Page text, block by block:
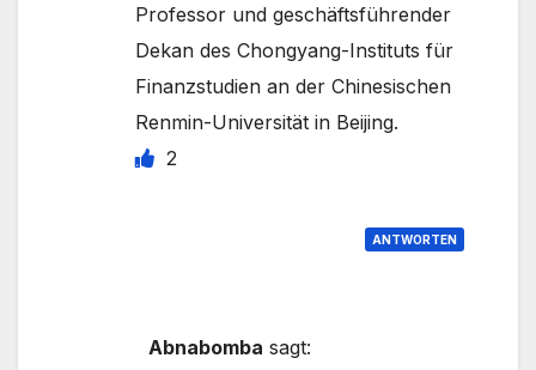
Professor und geschäftsführender
Dekan des Chongyang-Instituts für
Finanzstudien an der Chinesischen
Renmin-Universität in Beijing.
2
ANTWORTEN
Abnabomba sagt: